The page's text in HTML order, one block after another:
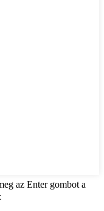
az Enter gombot a